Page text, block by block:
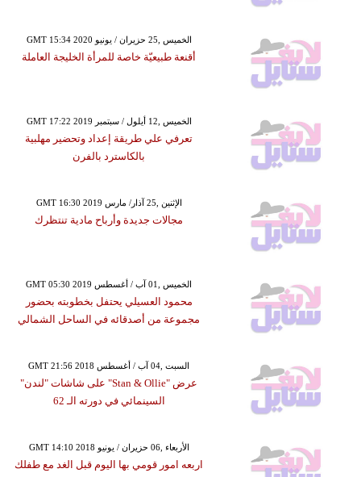
GMT 15:34 2020 الخميس ,25 حزيران / يونيو
أقنعة طبيعيّة خاصة للمرأة الخليجة العاملة
GMT 17:22 2019 الخميس ,12 أيلول / سبتمبر
تعرفي علي طريقة إعداد وتحضير مهلبية
بالكاسترد بالفرن
GMT 16:30 2019 الإثنين ,25 آذار/ مارس
مجالات جديدة وأرباح مادية تنتظرك
GMT 05:30 2019 الخميس ,01 آب / أغسطس
محمود العسيلي يحتفل بخطوبته بحضور
مجموعة من أصدقائه في الساحل الشمالي
GMT 21:56 2018 السبت ,04 آب / أغسطس
عرض "Stan & Ollie" على شاشات "لندن"
السينمائي في دورته الـ 62
GMT 14:10 2018 الأربعاء ,06 حزيران / يونيو
اربعه امور قومي بها اليوم قبل الغد مع طفلك